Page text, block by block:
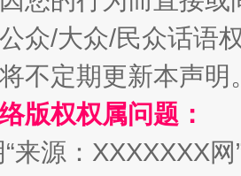
好声名
众/大众/民众话语
不定期更新本声明
版权权属问题：
来源：XXXXXXX